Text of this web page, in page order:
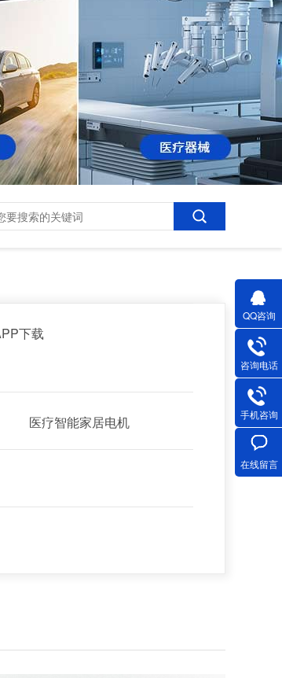
下载
医疗智能家居电机
QQ咨询
咨询电话
手机咨询
在线留言